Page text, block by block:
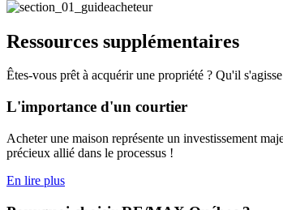
Ressources supplémentaires
Êtes-vous prêt à acquérir une propriété ? Qu'il
L'importance d'un courtier
Acheter une maison représente un investissement
précieux allié dans le processus !
En lire plus